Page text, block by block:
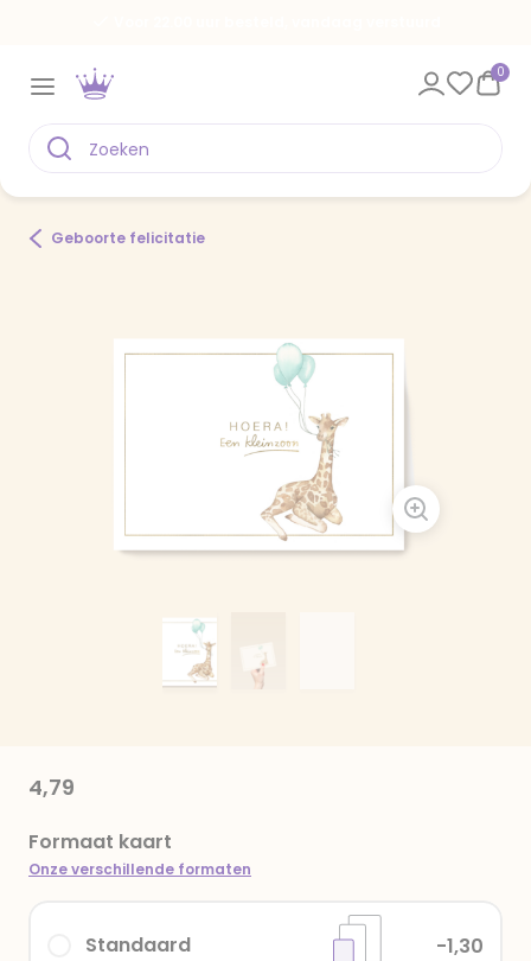
0
Geboorte felicitatie
4,79
Formaat kaart
Onze verschillende formaten
Standaard -1,30